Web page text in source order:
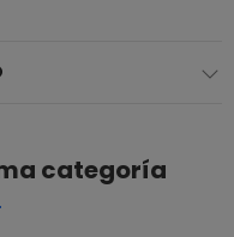
categoría